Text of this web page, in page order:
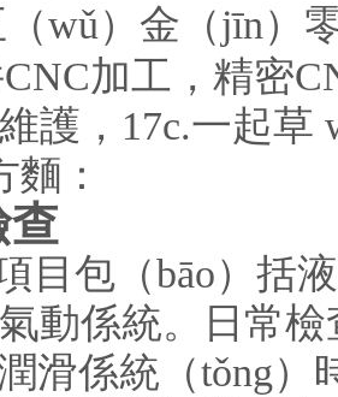
（wǔ）金（jīn）
CNC加工，精密
維護，17c.一起
：
查
包（bāo）括液
動係統。日常
潤滑係統（tǒng